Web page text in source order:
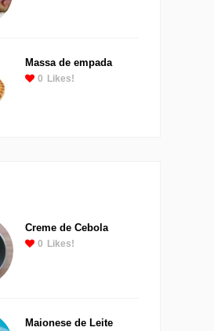
Massa de empada
0 Likes!
Creme de Cebola
0 Likes!
Maionese de Leite